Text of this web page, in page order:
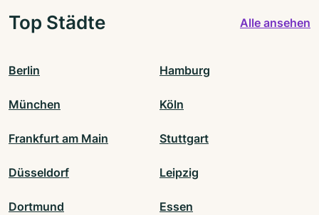
Top Städte Alle ansehen
Berlin Hamburg
München Köln
Frankfurt am Main Stuttgart
Düsseldorf Leipzig
Dortmund Essen